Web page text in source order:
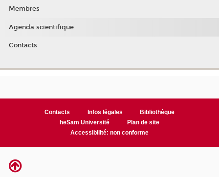
Membres
Agenda scientifique
Contacts
Contacts Infos légales
Bibliothèque
heSam Université
Plan de site
Accessibilité: non conforme